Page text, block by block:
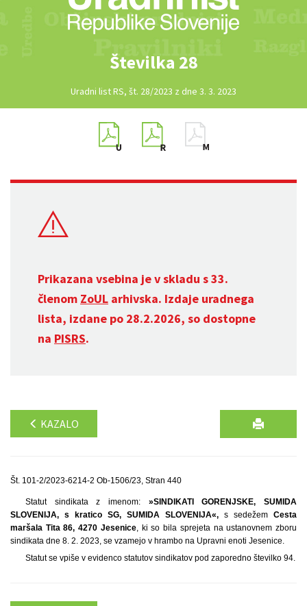
Številka 28
Uradni list RS, št. 28/2023 z dne 3. 3. 2023
Prikazana vsebina je v skladu s 33.
členom ZoUL arhivska. Izdaje uradnega
lista, izdane po 28.2.2026, so dostopne
na PISRS.
KAZALO
Št. 101-2/2023-6214-2 Ob-1506/23, Stran 440
Statut sindikata z imenom: »SINDIKATI GORENJSKE, SUMIDA
SLOVENIJA, s kratico SG, SUMIDA SLOVENIJA«, s sedežem Cesta
maršala Tita 86, 4270 Jesenice, ki so bila sprejeta na ustanovnem zboru
sindikata dne 8. 2. 2023, se vzamejo v hrambo na Upravni enoti Jesenice.
Statut se vpiše v evidenco statutov sindikatov pod zaporedno številko 94.